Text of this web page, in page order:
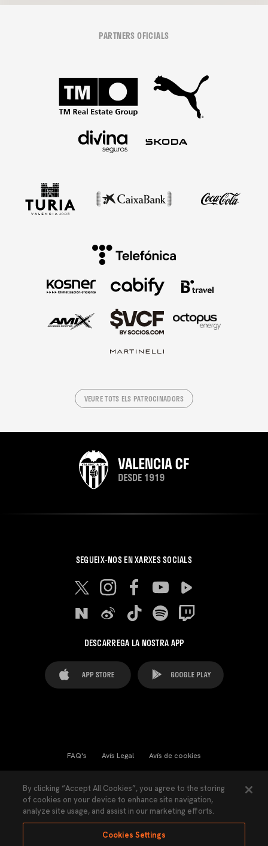
PARTNERS OFICIALS
VEURE TOTS ELS PATROCINADORS
SEGUEIX-NOS EN XARXES SOCIALS
DESCARREGA LA NOSTRA APP
FAQ's Avís Legal Avís de cookies
Llei de Transparència Política de Privacitat
Accessibilitat
By clicking “Accept All Cookies”, you agree to the storing
of cookies on your device to enhance site navigation,
analyze site usage, and assist in our marketing efforts.
Cookies Settings